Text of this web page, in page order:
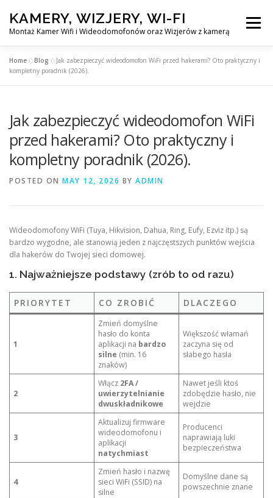
content
KAMERY, WIZJERY, WI-FI
Montaż Kamer Wifi i Wideodomofonów oraz Wizjerów z kamerą
Menu
GŁÓWNA
MONTAŻ WIDEDOMOFONÓW
MONTAŻU WIZJERÓW Z KAMERĄ BLOG
Home »Blog »Jak zabezpieczyć wideodomofon WiFi przed hakerami? Oto praktyczny i
kompletny poradnik (2026).
Jak zabezpieczyć wideodomofon WiFi
przed hakerami? Oto praktyczny i
kompletny poradnik (2026).
POSTED ON MAY 12, 2026 BY ADMIN
Wideodomofony WiFi (Tuya, Hikvision, Dahua, Ring, Eufy, Ezviz itp.) są
bardzo wygodne, ale stanowią jeden z najczęstszych punktów wejścia
dla hakerów do Twojej sieci domowej.
1. Najważniejsze podstawy (zrób to od razu)
PRIORYTET CO ZROBIĆ DLACZEGO
1
Zmień domyślne
hasło do konta
aplikacji na bardzo
silne (min. 16
znaków)
Większość włamań
zaczyna się od
słabego hasła
2
Włącz 2FA /
uwierzytelnianie
dwuskładnikowe
Nawet jeśli ktoś
zdobędzie hasło, nie
wejdzie
3
Aktualizuj firmware
wideodomofonu i
aplikacji
natychmiast
Producenci
naprawiają luki
bezpieczeństwa
4
Zmień hasło i nazwę
sieci WiFi (SSID) na
silne
Domyślne dane są
powszechnie znane